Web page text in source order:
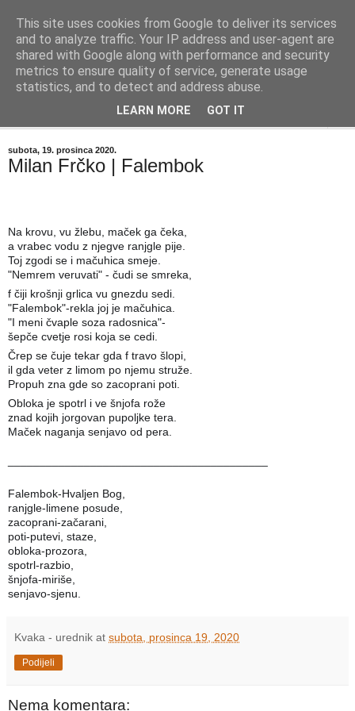
"Kvaka"
Časopis za književnost ISSN 2459-5632
subota, 19. prosinca 2020.
Milan Frčko | Falembok
Na krovu, vu žlebu, maček ga čeka,
a vrabec vodu z njegve ranjgle pije.
Toj zgodi se i mačuhica smeje.
"Nemrem veruvati" - čudi se smreka,
f čiji krošnji grlica vu gnezdu sedi.
"Falembok"-rekla joj je mačuhica.
"I meni čvaple soza radosnica"-
šepče cvetje rosi koja se cedi.
Črep se čuje tekar gda f travo šlopi,
il gda veter z limom po njemu struže.
Propuh zna gde so zacoprani poti.
Obloka je spotrl i ve šnjofa rože
znad kojih jorgovan pupoljke tera.
Maček naganja senjavo od pera.
Falembok-Hvaljen Bog,
ranjgle-limene posude,
zacoprani-začarani,
poti-putevi, staze,
obloka-prozora,
spotrl-razbio,
šnjofa-miriše,
senjavo-sjenu.
Kvaka - urednik at subota, prosinca 19, 2020
Podijeli
Nema komentara:
This site uses cookies from Google to deliver its services
and to analyze traffic. Your IP address and user-agent are
shared with Google along with performance and security
metrics to ensure quality of service, generate usage
statistics, and to detect and address abuse.
LEARN MORE GOT IT